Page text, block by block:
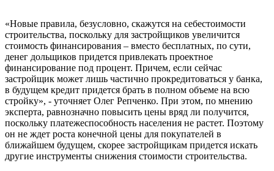
«Новые правила, безусловно, скажутся на себестоимости
строительства, поскольку для застройщиков увеличится
стоимость финансирования – вместо бесплатных, по сути,
денег дольщиков придется привлекать проектное
финансирование под процент. Причем, если сейчас
застройщик может лишь частично прокредитоваться у банка,
в будущем кредит придется брать в полном объеме на всю
стройку», - уточняет Олег Репченко. При этом, по мнению
эксперта, равнозначно повысить цены вряд ли получится,
поскольку платежеспособность населения не растет. Поэтому
он не ждет роста конечной цены для покупателей в
ближайшем будущем, скорее застройщикам придется искать
другие инструменты снижения стоимости строительства.